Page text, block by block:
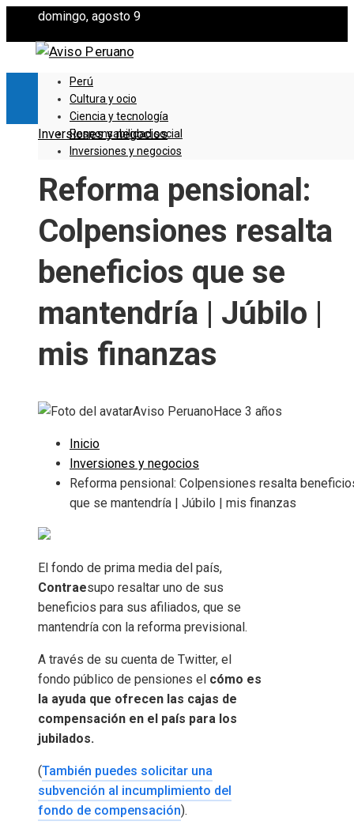
domingo, agosto 9
Perú
Cultura y ocio
Ciencia y tecnología
Responsabilidad social
Inversiones y negocios
Inversiones y negocios
Reforma pensional:
Colpensiones resalta
beneficios que se
mantendría | Júbilo |
mis finanzas
Aviso Peruano Hace 3 años
Inicio
Inversiones y negocios
Reforma pensional: Colpensiones resalta
que se mantendría | Júbilo | mis finanzas
El fondo de prima media del país,
Contraesupo resaltar uno de sus
beneficios para sus afiliados, que se
mantendría con la reforma previsional.
A través de su cuenta de Twitter, el
fondo público de pensiones el cómo es
la ayuda que ofrecen las cajas de
compensación en el país para los
jubilados.
(También puedes solicitar una
subvención al incumplimiento del
fondo de compensación).